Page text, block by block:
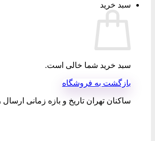
سبد خرید
سبد خرید شما خالی است.
بازگشت به فروشگاه
ساکنان تهران تاریخ و بازه زمانی